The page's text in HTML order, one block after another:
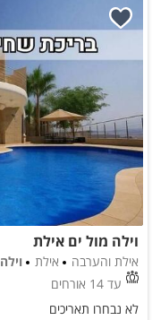
וילה מול ים אילת
אילת והערבה אילת
וילה 5 חדרים
עד 14 אורחים
לא נבחרו תאריכים